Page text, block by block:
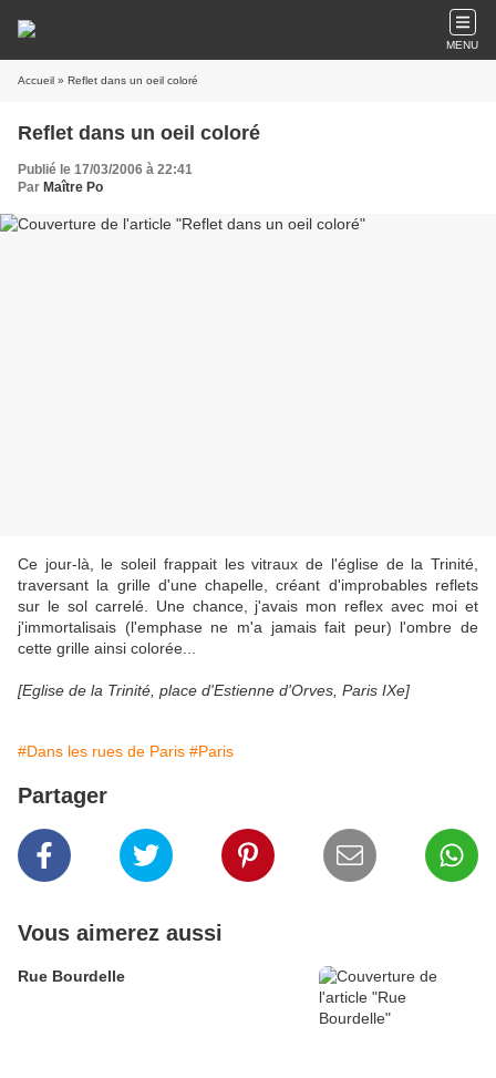
MENU
Accueil » Reflet dans un oeil coloré
Reflet dans un oeil coloré
Publié le 17/03/2006 à 22:41
Par Maître Po
Ce jour-là, le soleil frappait les vitraux de l'église de la Trinité,
traversant la grille d'une chapelle, créant d'improbables reflets
sur le sol carrelé. Une chance, j'avais mon reflex avec moi et
j'immortalisais (l'emphase ne m'a jamais fait peur) l'ombre de
cette grille ainsi colorée...
[Eglise de la Trinité, place d'Estienne d'Orves, Paris IXe]
#Dans les rues de Paris #Paris
Partager
Vous aimerez aussi
Rue Bourdelle